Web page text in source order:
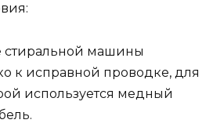
машины
к исправной проводке, для
используется медный